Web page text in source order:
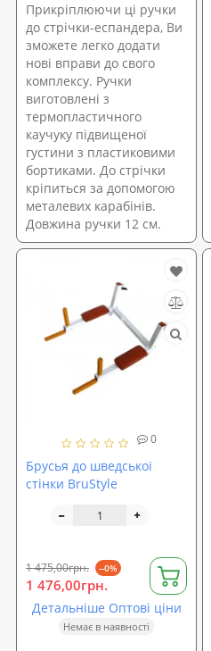
Прикріплюючи ці ручки
до стрічки-еспандера, Ви
зможете легко додати
нові вправи до свого
комплексу. Ручки
виготовлені з
термопластичного
каучуку підвищеної
густини з пластиковими
бортиками. До стрічки
кріпиться за допомогою
металевих карабінів.
Довжина ручки 12 см.
0
Брусья до шведської
стінки BruStyle
1 475,00грн. --0%
1 476,00грн.
Детальніше Оптові ціни
Немає в наявності